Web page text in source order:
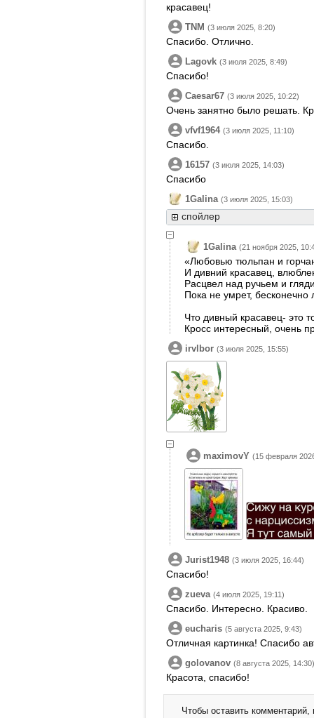
красавец!
TNM (3 июля 2025, 8:20)
Спасибо. Отлично.
Lagovk (3 июля 2025, 8:49)
Спасибо!
Caesar67 (3 июля 2025, 10:22)
Очень занятно было решать.
vfvf1964 (3 июля 2025, 11:10)
Спасибо.
16157 (3 июля 2025, 14:03)
Спасибо
1Galina (3 июля 2025, 15:03)
спойлер
1Galina (21 ноября 2025,
«Любовью тюльпан и
И дивний красавец,
Расцвел над ручьем и
Пока не умрет, бесконечно
Что дивный красавец- это
Кросс интересный, очень
irvlbor (3 июля 2025, 15:55)
maximovY (15 февраля
Jurist1948 (3 июля 2025, 16:44)
Спасибо!
zueva (4 июля 2025, 19:11)
Спасибо. Интересно. Красиво.
eucharis (5 августа 2025, 9:43)
Отличная картинка! Спасибо
golovanov (8 августа 2025, 14:30)
Красота, спасибо!
Чтобы оставить